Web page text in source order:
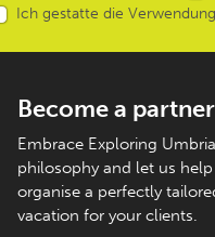
Ich gestatte die
Become a partner
Embrace Exploring
philosophy and let us
organise a perfectly
vacation for your clients.